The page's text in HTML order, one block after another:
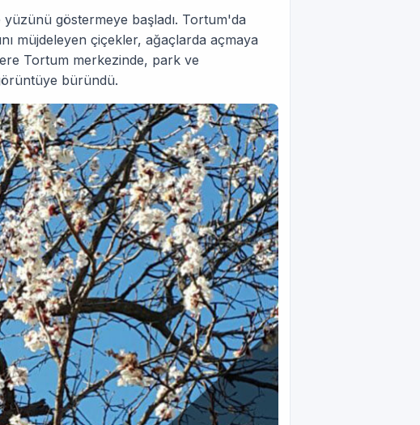
yüzünü göstermeye başladı. Tortum'da
müjdeleyen çiçekler, ağaçlarda açmaya
Tortum merkezinde, park ve
büründü.